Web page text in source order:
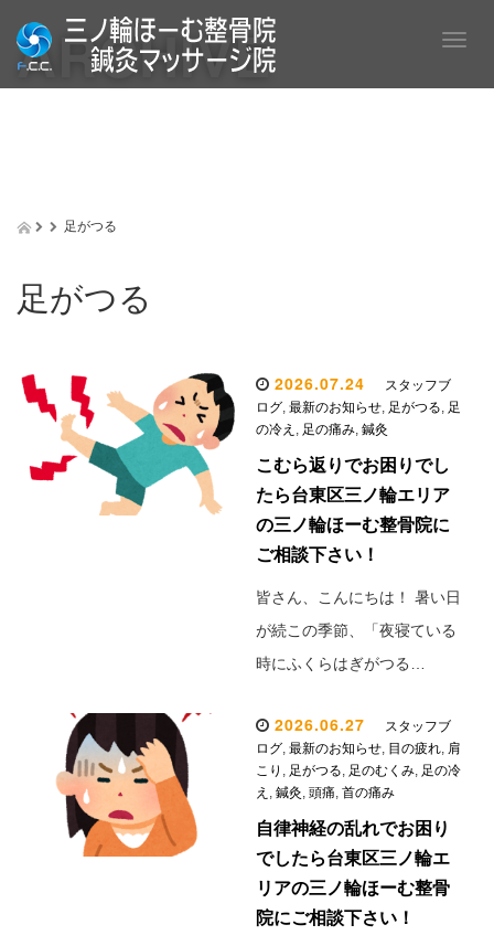
T
g
ARCHIVE
足がつる
足がつる
2026.07.24
スタッフブ
ログ, 最新のお知らせ, 足がつる, 足
の冷え , 足の痛み, 鍼灸
こむら返りでお困りでし
たら台東区三ノ輪エリア
の三ノ輪ほーむ整骨院に
ご相談下さい！
皆さん、こんにちは！ 暑い日
が続この季節、「夜寝ている
時にふくらはぎがつる…
2026.06.27
スタッフブ
ログ, 最新のお知らせ, 目の疲れ, 肩
こり , 足がつる, 足のむくみ, 足の冷
え , 鍼灸, 頭痛, 首の痛み
自律神経の乱れでお困り
でしたら台東区三ノ輪エ
リアの三ノ輪ほーむ整骨
院にご相談下さい！